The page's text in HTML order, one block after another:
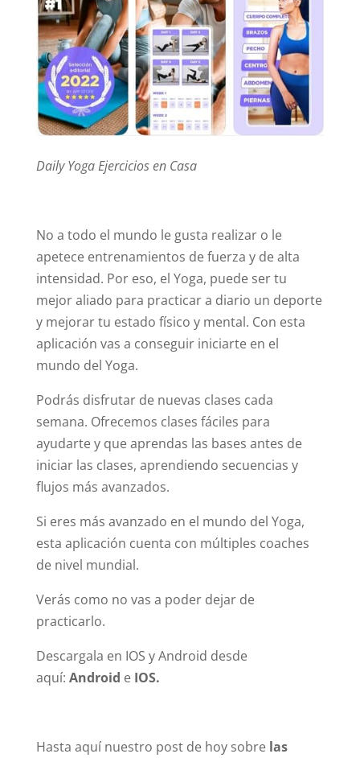
Daily Yoga Ejercicios en Casa
No a todo el mundo le gusta realizar o le
apetece entrenamientos de fuerza y de alta
intensidad. Por eso, el Yoga, puede ser tu
mejor aliado para practicar a diario un deporte
y mejorar tu estado físico y mental. Con esta
aplicación vas a conseguir iniciarte en el
mundo del Yoga.
Podrás disfrutar de nuevas clases cada
semana. Ofrecemos clases fáciles para
ayudarte y que aprendas las bases antes de
iniciar las clases, aprendiendo secuencias y
flujos más avanzados.
Si eres más avanzado en el mundo del Yoga,
esta aplicación cuenta con múltiples coaches
de nivel mundial.
Verás como no vas a poder dejar de
practicarlo.
Descargala en IOS y Android desde
aquí: Android e IOS.
Hasta aquí nuestro post de hoy sobre las